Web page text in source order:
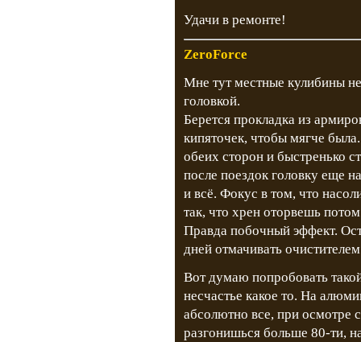
Удачи в ремонте!
ZeroForce
Мне тут местные кулибины
головкой.
Берется прокладка из
кипяточек, чтобы мягче
обеих сторон и быстренько
после поездок головку еще
и всё. Фокус в том, что
так, что хрен оторвешь
Правда побочный эффект.
дней отмачивать
Вот думаю попробовать
несчастье какое то. На
абсолютно все, при осмотре
разгонишься больше 80-ти,